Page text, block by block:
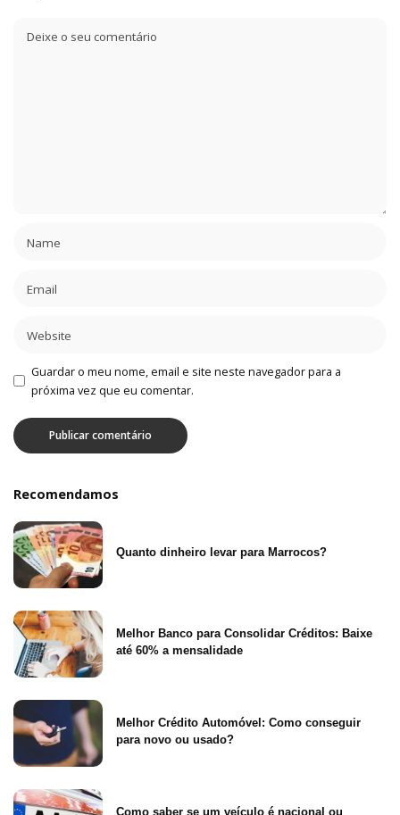
Guardar o meu nome, email e site neste navegador para a
próxima vez que eu comentar.
Recomendamos
Quanto dinheiro levar para Marrocos?
Melhor Banco para Consolidar Créditos: Baixe
até 60% a mensalidade
Melhor Crédito Automóvel: Como conseguir
para novo ou usado?
Como saber se um veículo é nacional ou